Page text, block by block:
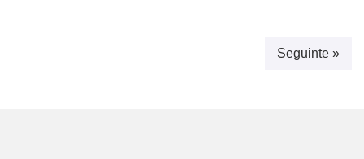
Seguinte »